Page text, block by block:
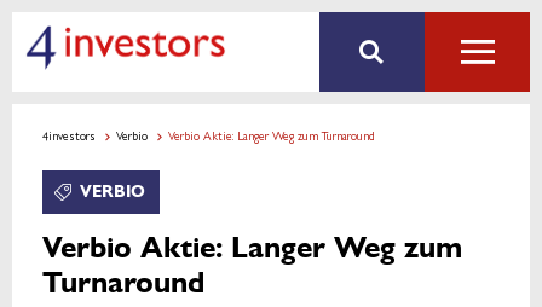
4investors Verbio Verbio Aktie: Langer Weg zum Turnaround
VERBIO
Verbio Aktie: Langer Weg zum
Turnaround